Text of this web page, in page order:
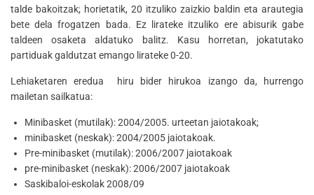
talde bakoitzak; horietatik, 20 itzuliko zaizkio baldin eta arautegia
bete dela frogatzen bada. Ez lirateke itzuliko ere abisurik gabe
taldeen osaketa aldatuko balitz. Kasu horretan, jokatutako
partiduak galdutzat emango lirateke 0-20.
Lehiaketaren eredua hiru bider hirukoa izango da, hurrengo
mailetan sailkatua:
Minibasket (mutilak): 2004/2005. urteetan jaiotakoak;
minibasket (neskak): 2004/2005 jaiotakoak.
Pre-minibasket (mutilak): 2006/2007 jaiotakoak
pre-minibasket (neskak): 2006/2007 jaiotakoak
Saskibaloi-eskolak 2008/09